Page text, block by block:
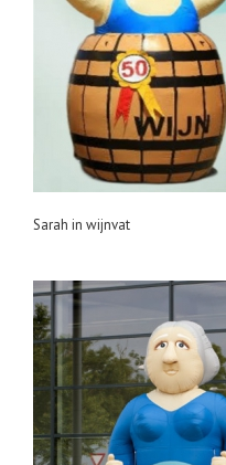
Sarah in wijnvat